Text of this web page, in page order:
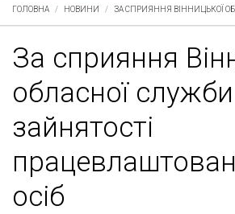
ГОЛОВНА НОВИНИ ЗА СПРИЯННЯ ВІННИЦЬКОЇ
За сприяння
обласної служби
зайнятості
осіб